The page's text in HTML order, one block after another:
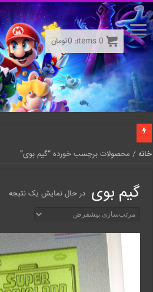
خانه / محصولات برچسب خورده “گیم بوی”
گیم بوی در حال نمایش یک نتیجه
0
items:
0تومان